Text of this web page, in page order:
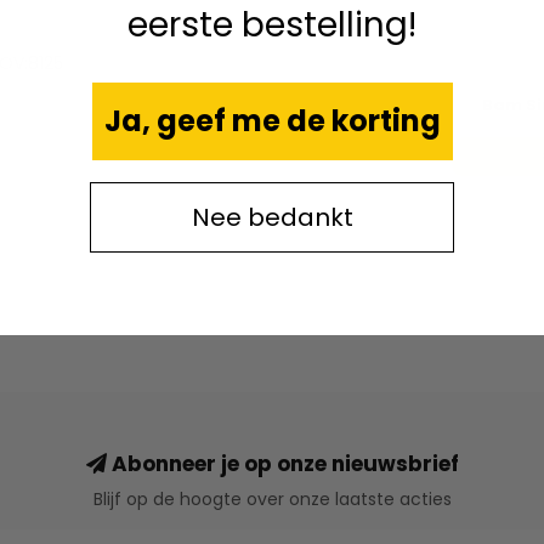
Abonneer je op onze nieuwsbrief
Blijf op de hoogte over onze laatste acties
eerste bestelling!
Ja, geef me de korting
Nee bedankt